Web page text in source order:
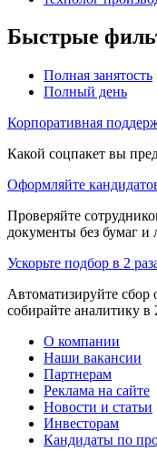
Быстрые
Полная занятость
Полный день
Корпоративная
Какой соцпакет вы
Оформляйте
Проверяйте
документы без бумаг и
Ускорьте подбор в 2
Автоматизируйте сбор
собирайте аналитику в
О компании
Наши вакансии
Партнерам
Реклама на сайте
Новости и статьи
Инвесторам
Кандидаты по